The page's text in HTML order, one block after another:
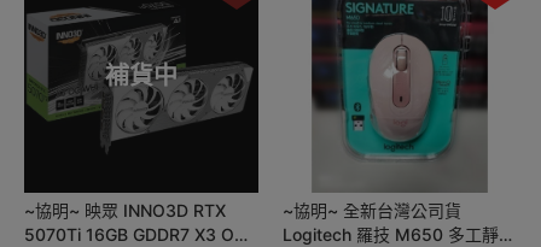
補貨中
~協明~ 映眾 INNO3D RTX
5070Ti 16GB GDDR7 X3 OC
~協明~ 全新台灣公司貨
Logitech 羅技 M650 多工靜音